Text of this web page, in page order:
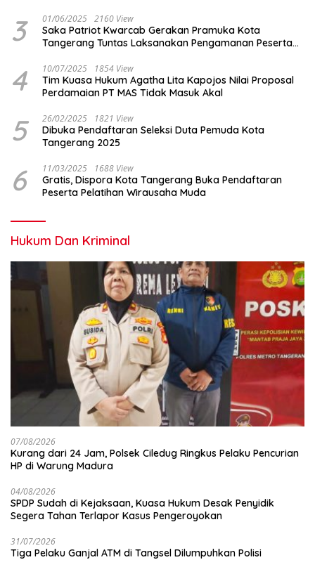
3 01/06/2025 2160 View
Saka Patriot Kwarcab Gerakan Pramuka Kota
Tangerang Tuntas Laksanakan Pengamanan Peserta
4 10/07/2025 1854 View
Tim Kuasa Hukum Agatha Lita Kapojos Nilai Proposal
Perdamaian PT MAS Tidak Masuk Akal
5 26/02/2025 1821 View
Dibuka Pendaftaran Seleksi Duta Pemuda Kota
Tangerang 2025
6 11/03/2025 1688 View
Gratis, Dispora Kota Tangerang Buka Pendaftaran
Peserta Pelatihan Wirausaha Muda
Hukum Dan Kriminal
07/08/2026
Kurang dari 24 Jam, Polsek Ciledug Ringkus Pelaku Pencurian
HP di Warung Madura
04/08/2026
SPDP Sudah di Kejaksaan, Kuasa Hukum Desak Penyidik
Segera Tahan Terlapor Kasus Pengeroyokan
31/07/2026
Tiga Pelaku Ganjal ATM di Tangsel Dilumpuhkan Polisi